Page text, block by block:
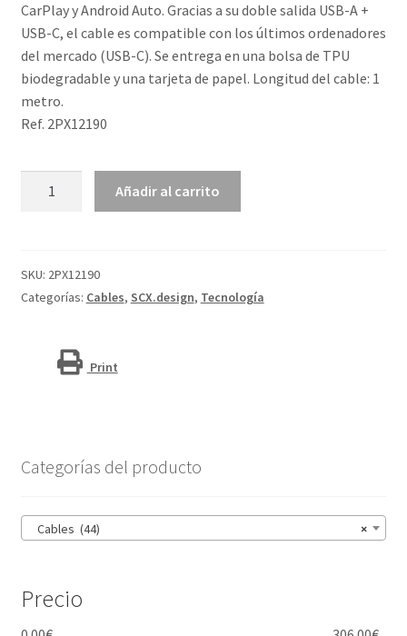
CarPlay y Android Auto. Gracias a su doble salida USB-A +
USB-C, el cable es compatible con los últimos ordenadores
del mercado (USB-C). Se entrega en una bolsa de TPU
biodegradable y una tarjeta de papel. Longitud del cable: 1
metro.
Ref. 2PX12190
en
1
CarPlay"
Añadir al carrito
SKU: 2PX12190
Categorías: Cables, SCX.design, Tecnología
Print
Categorías del producto
×
Cables (44)
Precio